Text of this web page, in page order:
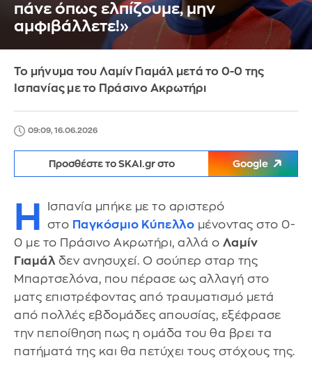
πάνε όπως ελπίζουμε, μην
αμφιβάλλετε!»
Το μήνυμα του Λαμίν Γιαμάλ μετά το 0-0 της
Ισπανίας με το Πράσινο Ακρωτήρι
09:09, 16.06.2026
Προσθέστε το SKAI.gr στο Google
Η
Ισπανία μπήκε με το αριστερό
στο Παγκόσμιο Κύπελλο μένοντας στο 0-
0 με το Πράσινο Ακρωτήρι, αλλά ο Λαμίν
Γιαμάλ δεν ανησυχεί. Ο σούπερ σταρ της
Μπαρτσελόνα, που πέρασε ως αλλαγή στο
ματς επιστρέφοντας από τραυματισμό μετά
από πολλές εβδομάδες απουσίας, εξέφρασε
την πεποίθηση πως η ομάδα του θα βρει τα
πατήματά της και θα πετύχει τους στόχους της.